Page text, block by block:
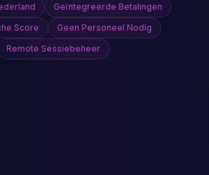
Geïntegreerde Betalingen
Score
Geen Personeel Nodig
Remote Sessiebeheer